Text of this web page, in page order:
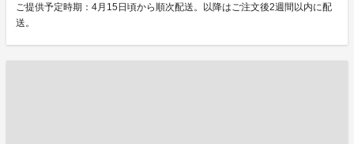
ご提供予定時期：4月15日頃から順次配送。以降はご注文後2週間以内に配
送。